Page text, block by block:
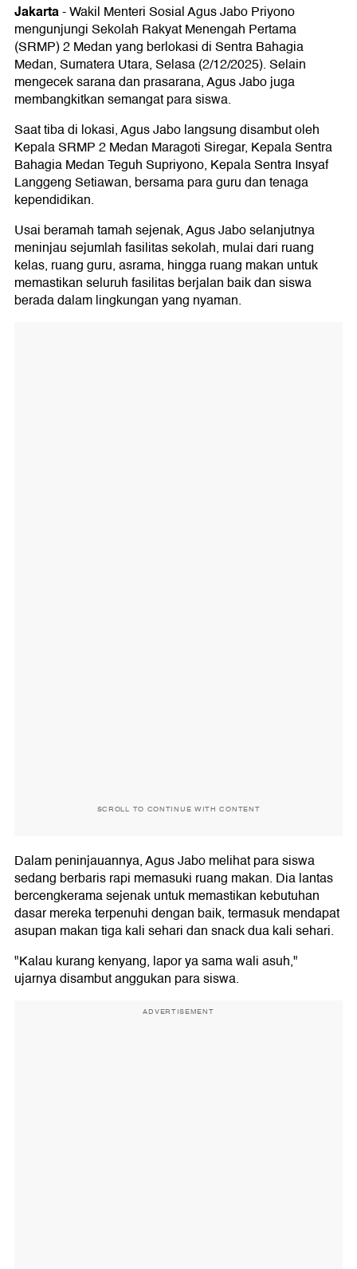
Jakarta-Wakil Menteri Sosial Agus Jabo Priyono
mengunjungi Sekolah Rakyat Menengah Pertama
(SRMP) 2 Medan yang berlokasi di Sentra Bahagia
Medan, Sumatera Utara, Selasa (2/12/2025). Selain
mengecek sarana dan prasarana, Agus Jabo juga
membangkitkan semangat para siswa.
Saat tiba di lokasi, Agus Jabo langsung disambut oleh
Kepala SRMP 2 Medan Maragoti Siregar, Kepala Sentra
Bahagia Medan Teguh Supriyono, Kepala Sentra Insyaf
Langgeng Setiawan, bersama para guru dan tenaga
kependidikan.
Usai beramah tamah sejenak, Agus Jabo selanjutnya
meninjau sejumlah fasilitas sekolah, mulai dari ruang
kelas, ruang guru, asrama, hingga ruang makan untuk
memastikan seluruh fasilitas berjalan baik dan siswa
berada dalam lingkungan yang nyaman.
SCROLL TO CONTINUE WITH CONTENT
Dalam peninjauannya, Agus Jabo melihat para siswa
sedang berbaris rapi memasuki ruang makan. Dia lantas
bercengkerama sejenak untuk memastikan kebutuhan
dasar mereka terpenuhi dengan baik, termasuk mendapat
asupan makan tiga kali sehari dan snack dua kali sehari.
"Kalau kurang kenyang, lapor ya sama wali asuh,"
ujarnya disambut anggukan para siswa.
ADVERTISEMENT